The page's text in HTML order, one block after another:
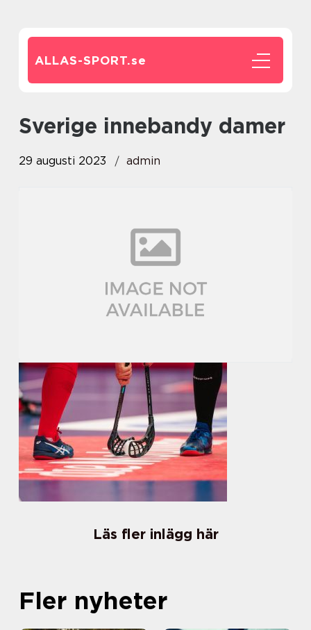
ALLAS-SPORT.se
sverige innebandy damer
29 augusti 2023 admin
Läs fler inlägg här
Fler nyheter